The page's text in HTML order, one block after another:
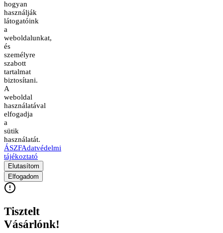
hogyan
használják
látogatóink
a
weboldalunkat,
és
személyre
szabott
tartalmat
biztosítani.
A
weboldal
használatával
elfogadja
a
sütik
használatát.
ÁSZFAdatvédelmi
tájékoztató
Elutasítom
Elfogadom
Tisztelt
Vásárlónk!